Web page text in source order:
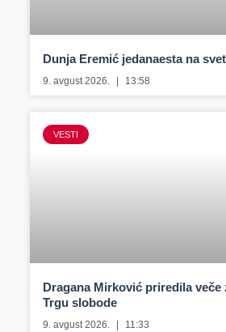
Dunja Eremić jedanaesta na
9. avgust 2026. 13:58
VESTI
Dragana Mirković priredila veče
Trgu slobode
9. avgust 2026. 11:33